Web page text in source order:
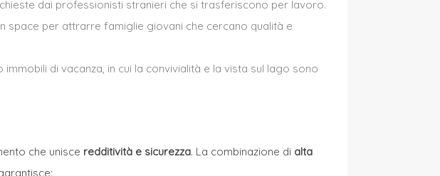
dai professionisti stranieri che si trasferiscono per lavoro.
space per attrarre famiglie giovani che cercano qualità e
di vacanza, in cui la convivialità e la vista sul lago sono
che unisce redditività e sicurezza. La combinazione di alta